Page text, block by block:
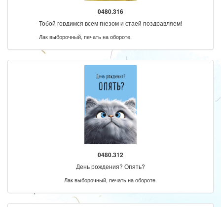
0480.316
Тобой гордимся всем гнезом и стаей поздравляем!
Лак выборочный, печать на обороте.
0480.312
День рождения? Опять?
Лак выборочный, печать на обороте.